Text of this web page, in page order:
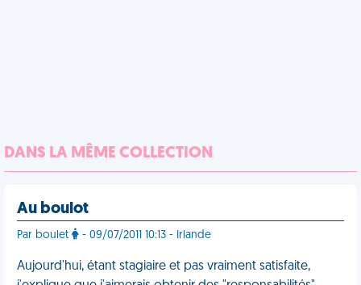
DANS LA MÊME COLLECTION
Au boulot
Par boulet - 09/07/2011 10:13 - Irlande
Aujourd'hui, étant stagiaire et pas vraiment satisfaite,